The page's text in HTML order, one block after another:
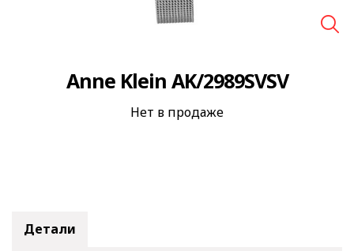
Anne Klein AK/2989SVSV
Нет в продаже
Детали